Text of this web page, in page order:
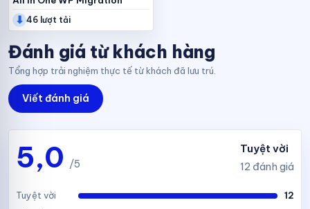
unlimited
⬇ 46 lượt tải
Đánh giá từ khách hàng
Tổng hợp trải nghiệm thực tế từ khách đã lưu trú.
Viết đánh giá
5,0 /5
Tuyệt vời
12 đánh giá
Tuyệt vời
12